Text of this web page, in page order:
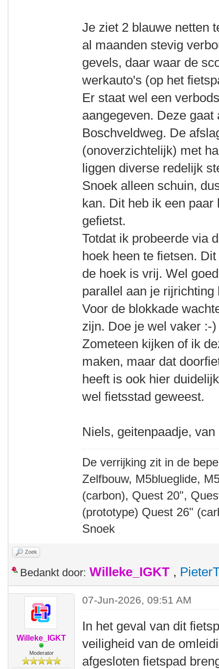
Je ziet 2 blauwe netten
al maanden stevig
gevels, daar waar de
werkauto's (op het
Er staat wel een
aangegeven. Deze
Boschveldweg. De
(onoverzichtelijk) met
liggen diverse redelijk
Snoek alleen schuin,
kan. Dit heb ik een
gefietst.
Totdat ik probeerde via
hoek heen te fietsen.
de hoek is vrij. Wel
parallel aan je
Voor de blokkade
zijn. Doe je wel vaker :-)
Zometeen kijken of ik
maken, maar dat
heeft is ook hier
wel fietsstad geweest.
Niels, geitenpaadje,
De verrijking zit in de
Zelfbouw, M5blueglide,
(carbon), Quest 20",
(prototype) Quest 26"
Snoek
Zoek
Bedankt door: Willeke_IGKT ,
Willeke_IGKT
Moderator
07-Jun-2026, 09:51 AM
In het geval van dit
veiligheid van de
afgesloten fietspad